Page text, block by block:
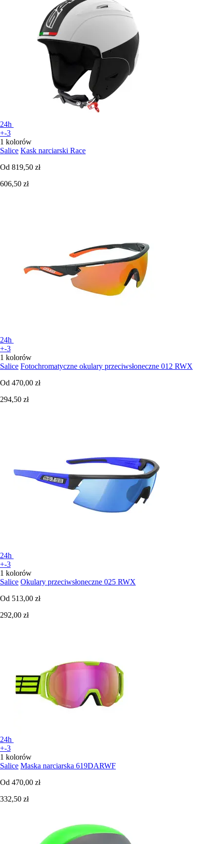
24h
+-3
1 kolorów
Salice Kask narciarski Race
Od 819,50 zł
606,50 zł
24h
+-3
1 kolorów
Salice Fotochromatyczne okulary przeciwsłoneczne 012 RWX
Od 470,00 zł
294,50 zł
24h
+-3
1 kolorów
Salice Okulary przeciwsłoneczne 025 RWX
Od 513,00 zł
292,00 zł
24h
+-3
1 kolorów
Salice Maska narciarska 619DARWF
Od 470,00 zł
332,50 zł